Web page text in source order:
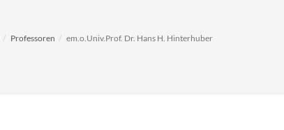
Professoren em.o.Univ.Prof. Dr. Hans H. Hinterhuber